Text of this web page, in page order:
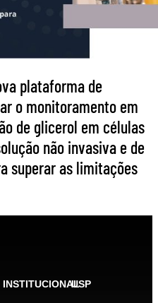
plataforma de
o monitoramento em
de glicerol em células
não invasiva e de
superar as limitações
INSTITUCIONALUSP